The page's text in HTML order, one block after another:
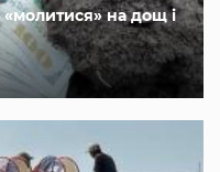
на дощ і